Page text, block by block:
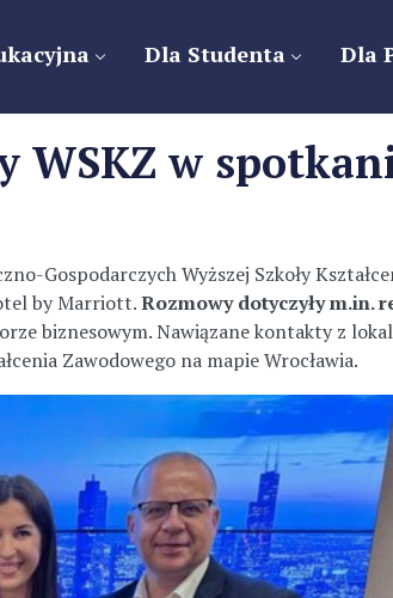
Dla Studenta Dla
WSKZ w
Gospodarczych Wyższej Szkoły
by Marriott.Rozmowy dotyczyły m.in.
biznesowym. Nawiązane kontakty z
Zawodowego na mapie Wrocławia.